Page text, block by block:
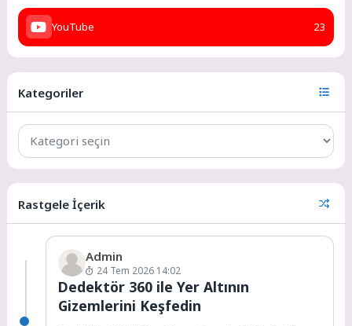
YouTube 23
Kategoriler
Rastgele İçerik
Admin
24 Tem 2026 14:02
Dedektör 360 ile Yer Altının
Gizemlerini Keşfedin